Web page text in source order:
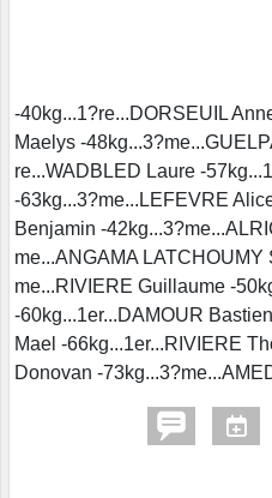
-40kg...1?re...DORSEUIL
Maelys -
re...WADBLED Laure -
-63kg...3?me...LEFEVRE
Benjamin -
me...ANGAMA LATCHOUMY
me...RIVIERE Guillaume -
-60kg...1er...DAMOUR
Mael -66kg...1er...RIVIERE
Donovan -